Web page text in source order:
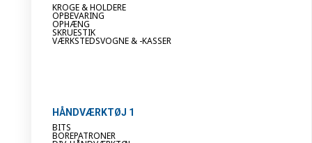
KROGE & HOLDERE
OPBEVARING
OPHÆNG
SKRUESTIK
VÆRKSTEDSVOGNE & -KASSER
HÅNDVÆRKTØJ 1
BITS
BOREPATRONER